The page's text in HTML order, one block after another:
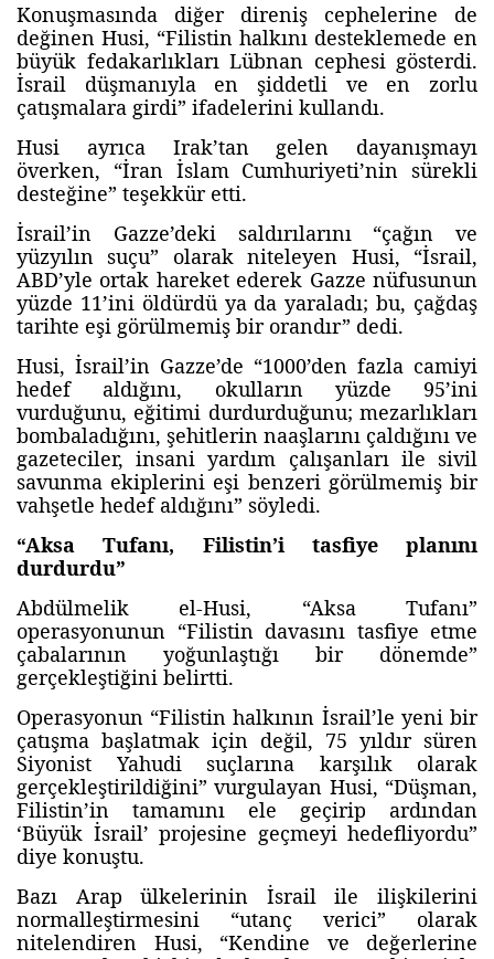
Konuşmasında diğer direniş cephelerine de
değinen Husi, “Filistin halkını desteklemede en
büyük fedakarlıkları Lübnan cephesi gösterdi.
İsrail düşmanıyla en şiddetli ve en zorlu
çatışmalara girdi” ifadelerini kullandı.
Husi ayrıca Irak’tan gelen dayanışmayı
överken, “İran İslam Cumhuriyeti’nin sürekli
desteğine” teşekkür etti.
İsrail’in Gazze’deki saldırılarını “çağın ve
yüzyılın suçu” olarak niteleyen Husi, “İsrail,
ABD’yle ortak hareket ederek Gazze nüfusunun
yüzde 11’ini öldürdü ya da yaraladı; bu, çağdaş
tarihte eşi görülmemiş bir orandır” dedi.
Husi, İsrail’in Gazze’de “1000’den fazla camiyi
hedef aldığını, okulların yüzde 95’ini
vurduğunu, eğitimi durdurduğunu; mezarlıkları
bombaladığını, şehitlerin naaşlarını çaldığını ve
gazeteciler, insani yardım çalışanları ile sivil
savunma ekiplerini eşi benzeri görülmemiş bir
vahşetle hedef aldığını” söyledi.
“Aksa Tufanı, Filistin’i tasfiye planını
durdurdu”
Abdülmelik el-Husi, “Aksa Tufanı”
operasyonunun “Filistin davasını tasfiye etme
çabalarının yoğunlaştığı bir dönemde”
gerçekleştiğini belirtti.
Operasyonun “Filistin halkının İsrail’le yeni bir
çatışma başlatmak için değil, 75 yıldır süren
Siyonist Yahudi suçlarına karşılık olarak
gerçekleştirildiğini” vurgulayan Husi, “Düşman,
Filistin’in tamamını ele geçirip ardından
‘Büyük İsrail’ projesine geçmeyi hedefliyordu”
diye konuştu.
Bazı Arap ülkelerinin İsrail ile ilişkilerini
normalleştirmesini “utanç verici” olarak
nitelendiren Husi, “Kendine ve değerlerine